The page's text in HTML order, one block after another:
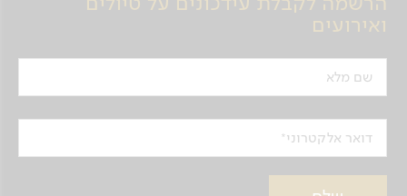
ואירועים
שם מלא
דואר אלקטרוני